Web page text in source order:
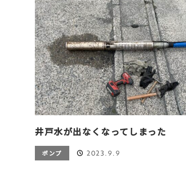
井戸水が出なくなってしまった
ポンプ 2023.9.9